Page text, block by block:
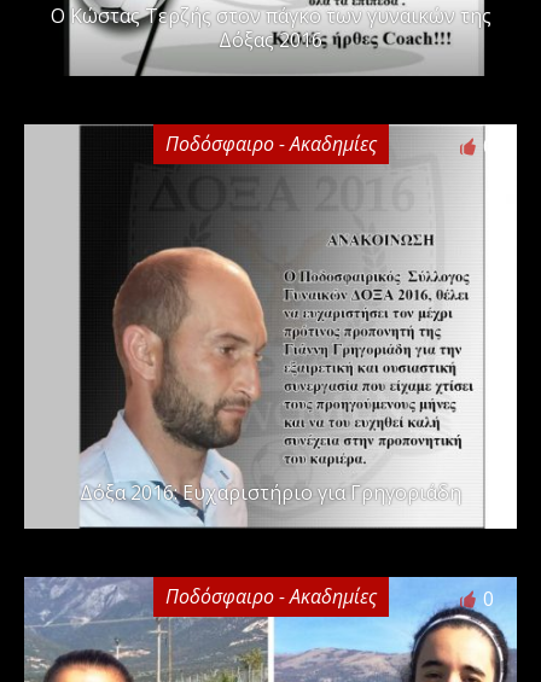
Ο Κώστας Τερζής στον πάγκο των γυναικών της
Δόξας 2016
Ποδόσφαιρο - Ακαδημίες 0
Δόξα 2016: Ευχαριστήριο για Γρηγοριάδη
Ποδόσφαιρο - Ακαδημίες 0